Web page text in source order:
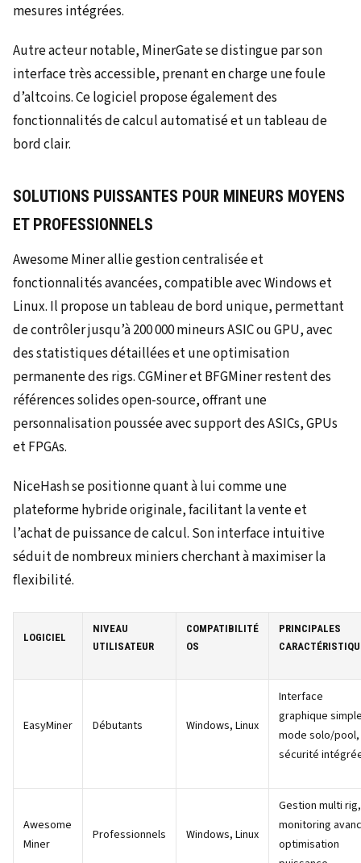
mesures intégrées.
Autre acteur notable, MinerGate se distingue par son
interface très accessible, prenant en charge une foule
d’altcoins. Ce logiciel propose également des
fonctionnalités de calcul automatisé et un tableau de
bord clair.
SOLUTIONS PUISSANTES POUR MINEURS MOYENS
ET PROFESSIONNELS
Awesome Miner allie gestion centralisée et
fonctionnalités avancées, compatible avec Windows et
Linux. Il propose un tableau de bord unique, permettant
de contrôler jusqu’à 200 000 mineurs ASIC ou GPU, avec
des statistiques détaillées et une optimisation
permanente des rigs. CGMiner et BFGMiner restent des
références solides open-source, offrant une
personnalisation poussée avec support des ASICs, GPUs
et FPGAs.
NiceHash se positionne quant à lui comme une
plateforme hybride originale, facilitant la vente et
l’achat de puissance de calcul. Son interface intuitive
séduit de nombreux miniers cherchant à maximiser la
flexibilité.
LOGICIEL
NIVEAU
UTILISATEUR
COMPATIBILITÉ
OS
PRINCIPALES
EasyMiner Débutants Windows, Linux
Interface
graphique
mode solo/pool,
sécurité
Awesome
Miner
Professionnels Windows, Linux
Gestion multi rig,
monitoring
optimisation